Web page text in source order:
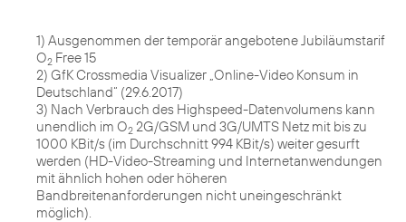
1) Ausgenommen der temporär angebotene Jubiläumstarif
O2 Free 15
2) GfK Crossmedia Visualizer „Online-Video Konsum in
Deutschland“ (29.6.2017)
3) Nach Verbrauch des Highspeed-Datenvolumens kann
unendlich im O2 2G/GSM und 3G/UMTS Netz mit bis zu
1000 KBit/s (im Durchschnitt 994 KBit/s) weiter gesurft
werden (HD-Video-Streaming und Internetanwendungen
mit ähnlich hohen oder höheren
Bandbreitenanforderungen nicht uneingeschränkt
möglich).